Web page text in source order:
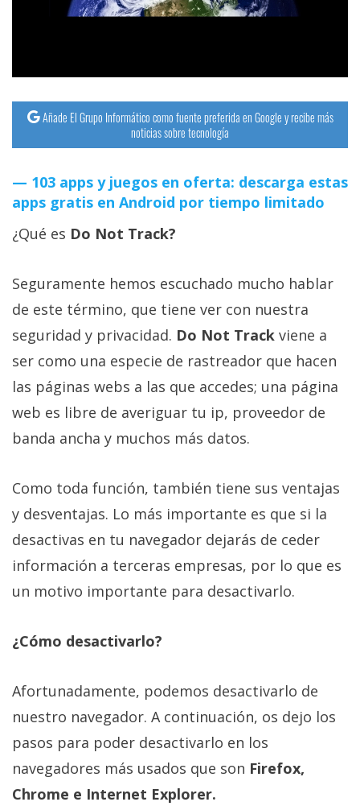
Trucos
Tutoriales
Ciberseguridad
Sistemas
Profesional
Más
temas
Sorteos
Foros
Contacto
Sobre
nosotros
Publicidad
/
opciones
de
/
Aviso
Legal
Añade El Grupo Informático como fuente preferida en Google y recibe más
noticias sobre tecnología
103 apps y juegos en oferta: descarga estas
apps gratis en Android por tiempo limitado
¿Qué es Do Not Track?
Seguramente hemos escuchado mucho hablar
de este término, que tiene ver con nuestra
seguridad y privacidad. Do Not Track viene a
ser como una especie de rastreador que hacen
las páginas webs a las que accedes; una página
web es libre de averiguar tu ip, proveedor de
banda ancha y muchos más datos.
Como toda función, también tiene sus ventajas
y desventajas. Lo más importante es que si la
desactivas en tu navegador dejarás de ceder
información a terceras empresas, por lo que es
un motivo importante para desactivarlo.
¿Cómo desactivarlo?
Afortunadamente, podemos desactivarlo de
nuestro navegador. A continuación, os dejo los
pasos para poder desactivarlo en los
navegadores más usados que son Firefox,
Chrome e Internet Explorer.